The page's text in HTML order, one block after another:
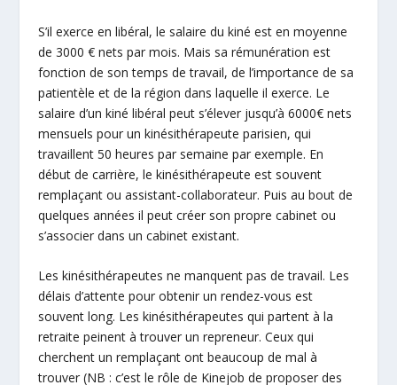
S’il exerce en libéral, le salaire du kiné est en moyenne
de 3000 € nets par mois. Mais sa rémunération est
fonction de son temps de travail, de l’importance de sa
patientèle et de la région dans laquelle il exerce. Le
salaire d’un kiné libéral peut s’élever jusqu’à 6000€ nets
mensuels pour un kinésithérapeute parisien, qui
travaillent 50 heures par semaine par exemple. En
début de carrière, le kinésithérapeute est souvent
remplaçant ou assistant-collaborateur. Puis au bout de
quelques années il peut créer son propre cabinet ou
s’associer dans un cabinet existant.
Les kinésithérapeutes ne manquent pas de travail. Les
délais d’attente pour obtenir un rendez-vous est
souvent long. Les kinésithérapeutes qui partent à la
retraite peinent à trouver un repreneur. Ceux qui
cherchent un remplaçant ont beaucoup de mal à
trouver (NB : c’est le rôle de Kinejob de proposer des